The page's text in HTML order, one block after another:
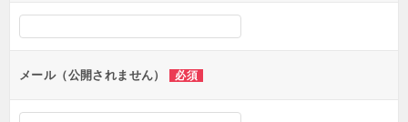
シ
ンメール（公開されません） 必須